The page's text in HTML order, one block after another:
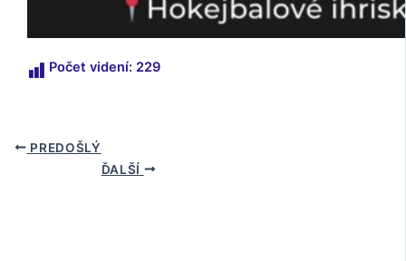
Počet videní: 229
PREDOŠLÝ
ĎALŠÍ